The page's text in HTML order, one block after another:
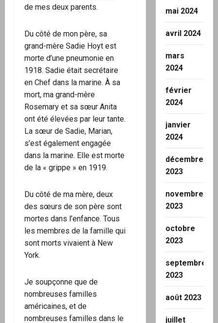
de mes deux parents.
Du côté de mon père, sa
grand-mère Sadie Hoyt est
morte d’une pneumonie en
1918. Sadie était secrétaire
en Chef dans la marine. À sa
mort, ma grand-mère
Rosemary et sa sœur Anita
ont été élevées par leur tante.
La sœur de Sadie, Marian,
s’est également engagée
dans la marine. Elle est morte
de la « grippe » en 1919.
Du côté de ma mère, deux
des sœurs de son père sont
mortes dans l’enfance. Tous
les membres de la famille qui
sont morts vivaient à New
York.
Je soupçonne que de
nombreuses familles
américaines, et de
nombreuses familles dans le
mai 2024
avril 2024
mars
2024
février
2024
janvier
2024
décembre
2023
novembre
2023
octobre
2023
septembre
2023
août 2023
juillet